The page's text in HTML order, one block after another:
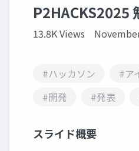
P2HACKS2025
13.8K Views
#ハッカソン
#ア
#開発
#発表
スライド概要